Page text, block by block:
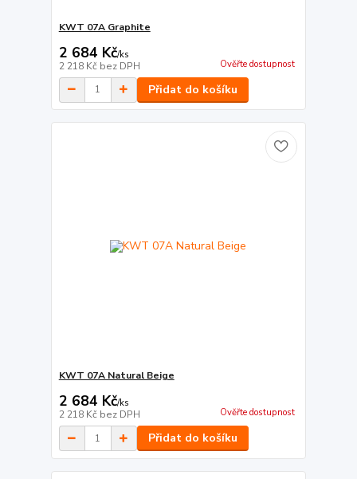
KWT 07A Graphite
2 684 Kč/ks
2 218 Kč bez DPH Ověřte dostupnost
Přidat do košíku
KWT 07A Natural Beige
2 684 Kč/ks
2 218 Kč bez DPH Ověřte dostupnost
Přidat do košíku